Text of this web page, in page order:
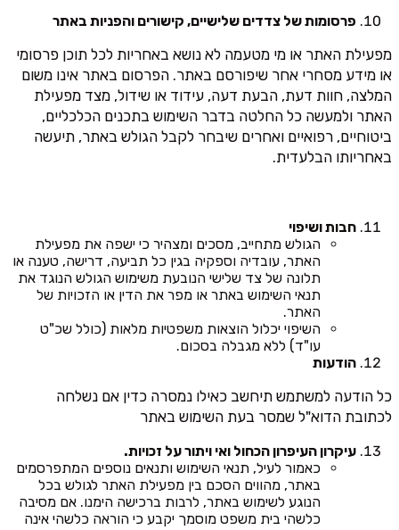
פרסומות של צדדים שלישיים, קישורים והפניות באתר
מפעילת האתר או מי מטעמה לא נושא באחריות לכל תוכן פרסומי
או מידע מסחרי אחר שיפורסם באתר. הפרסום באתר אינו משום
המלצה, חוות דעת, הבעת דעה, עידוד או שידול, מצד מפעילת
האתר ולמעשה כל החלטה בדבר השימוש בתכנים הכלכליים,
ביטוחיים, רפואיים ואחרים שיבחר לקבל הגולש באתר, תיעשה
באחריותו הבלעדית.
חבות ושיפוי
הגולש מתחייב, מסכים ומצהיר כי ישפה את מפעילת
האתר, עובדיה וספקיה בגין כל תביעה, דרישה, טענה או
תלונה של צד שלישי הנובעת משימוש הגולש הנוגד את
תנאי השימוש באתר או מפר את הדין או הזכויות של
האתר.
השיפוי יכלול הוצאות משפטיות מלאות (כולל שכ"ט
עו"ד) ללא מגבלה בסכום.
הודעות
כל הודעה למשתמש תיחשב כאילו נמסרה כדין אם נשלחה
לכתובת הדוא"ל שמסר בעת השימוש באתר
עיקרון העיפרון הכחול ואי ויתור על זכויות.
כאמור לעיל, תנאי השימוש ותנאים נוספים המתפרסמים
באתר, מהווים הסכם בין מפעילת האתר לגולש בכל
הנוגע לשימוש באתר, לרבות ברכישה הימנו. אם מסיבה
כלשהי בית משפט מוסמך יקבע כי הוראה כלשהי אינה